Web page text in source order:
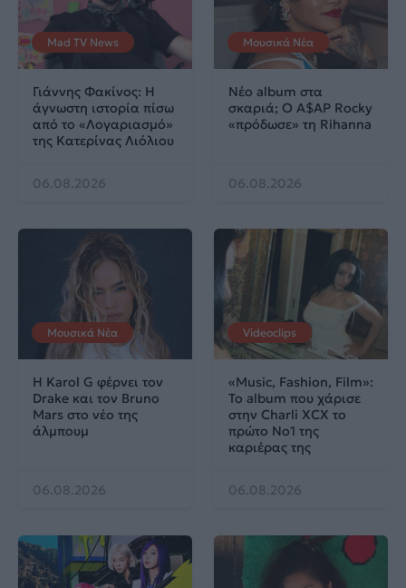
Mad TV News
Γιάννης Φακίνος: Η
άγνωστη ιστορία πίσω
από το «Λογαριασμό»
της Κατερίνας Λιόλιου
06.08.2026
Μουσικά Νέα
Νέο album στα
σκαριά; Ο A$AP Rocky
«πρόδωσε» τη Rihanna
06.08.2026
Μουσικά Νέα
Η Karol G φέρνει τον
Drake και τον Bruno
Mars στο νέο της
άλμπουμ
06.08.2026
Videoclips
«Music, Fashion, Film»:
Το album που χάρισε
στην Charli XCX το
πρώτο No1 της
καριέρας της
06.08.2026